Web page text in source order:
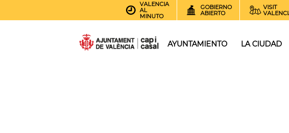
VALENCIA
AL
MINUTO
GOBIERNO
ABIERTO
VISIT
AYUNTAMIENTO LA CIUDAD